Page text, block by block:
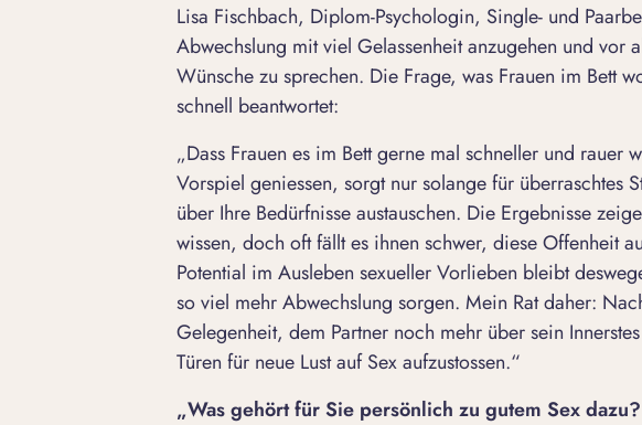
Lisa Fischbach, Diplom-Psychologin, Single- und
Abwechslung mit viel Gelassenheit anzugehen und vor
Wünsche zu sprechen. Die Frage, was Frauen im Bett
schnell beantwortet:
„Dass Frauen es im Bett gerne mal schneller und rauer
Vorspiel geniessen, sorgt nur solange für überraschtes
über Ihre Bedürfnisse austauschen. Die Ergebnisse
wissen, doch oft fällt es ihnen schwer, diese Offenheit
Potential im Ausleben sexueller Vorlieben bleibt
so viel mehr Abwechslung sorgen. Mein Rat daher:
Gelegenheit, dem Partner noch mehr über sein
Türen für neue Lust auf Sex aufzustossen.“
„Was gehört für Sie persönlich zu gutem Sex